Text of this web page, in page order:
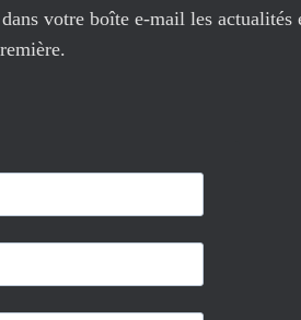
votre boîte e-mail les actualités